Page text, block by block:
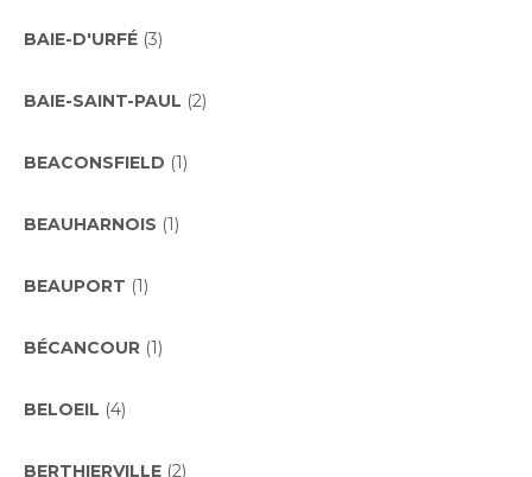
BAIE-D'URFÉ (3)
BAIE-SAINT-PAUL (2)
BEACONSFIELD (1)
BEAUHARNOIS (1)
BEAUPORT (1)
BÉCANCOUR (1)
BELOEIL (4)
BERTHIERVILLE (2)